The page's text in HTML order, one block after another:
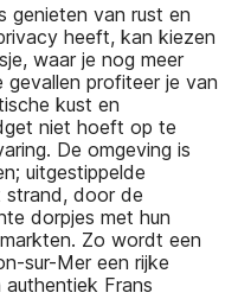
genieten van rust en
heeft, kan kiezen
waar je nog meer
profiteer je van
kust en
niet hoeft op te
De omgeving is
uitgestippelde
strand, door de
dorpjes met hun
Zo wordt een
sur-Mer een rijke
Frans